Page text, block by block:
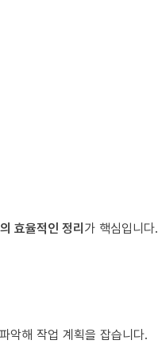
효율적인 정리가 핵심입니다.
악해 작업 계획을 잡습니다.